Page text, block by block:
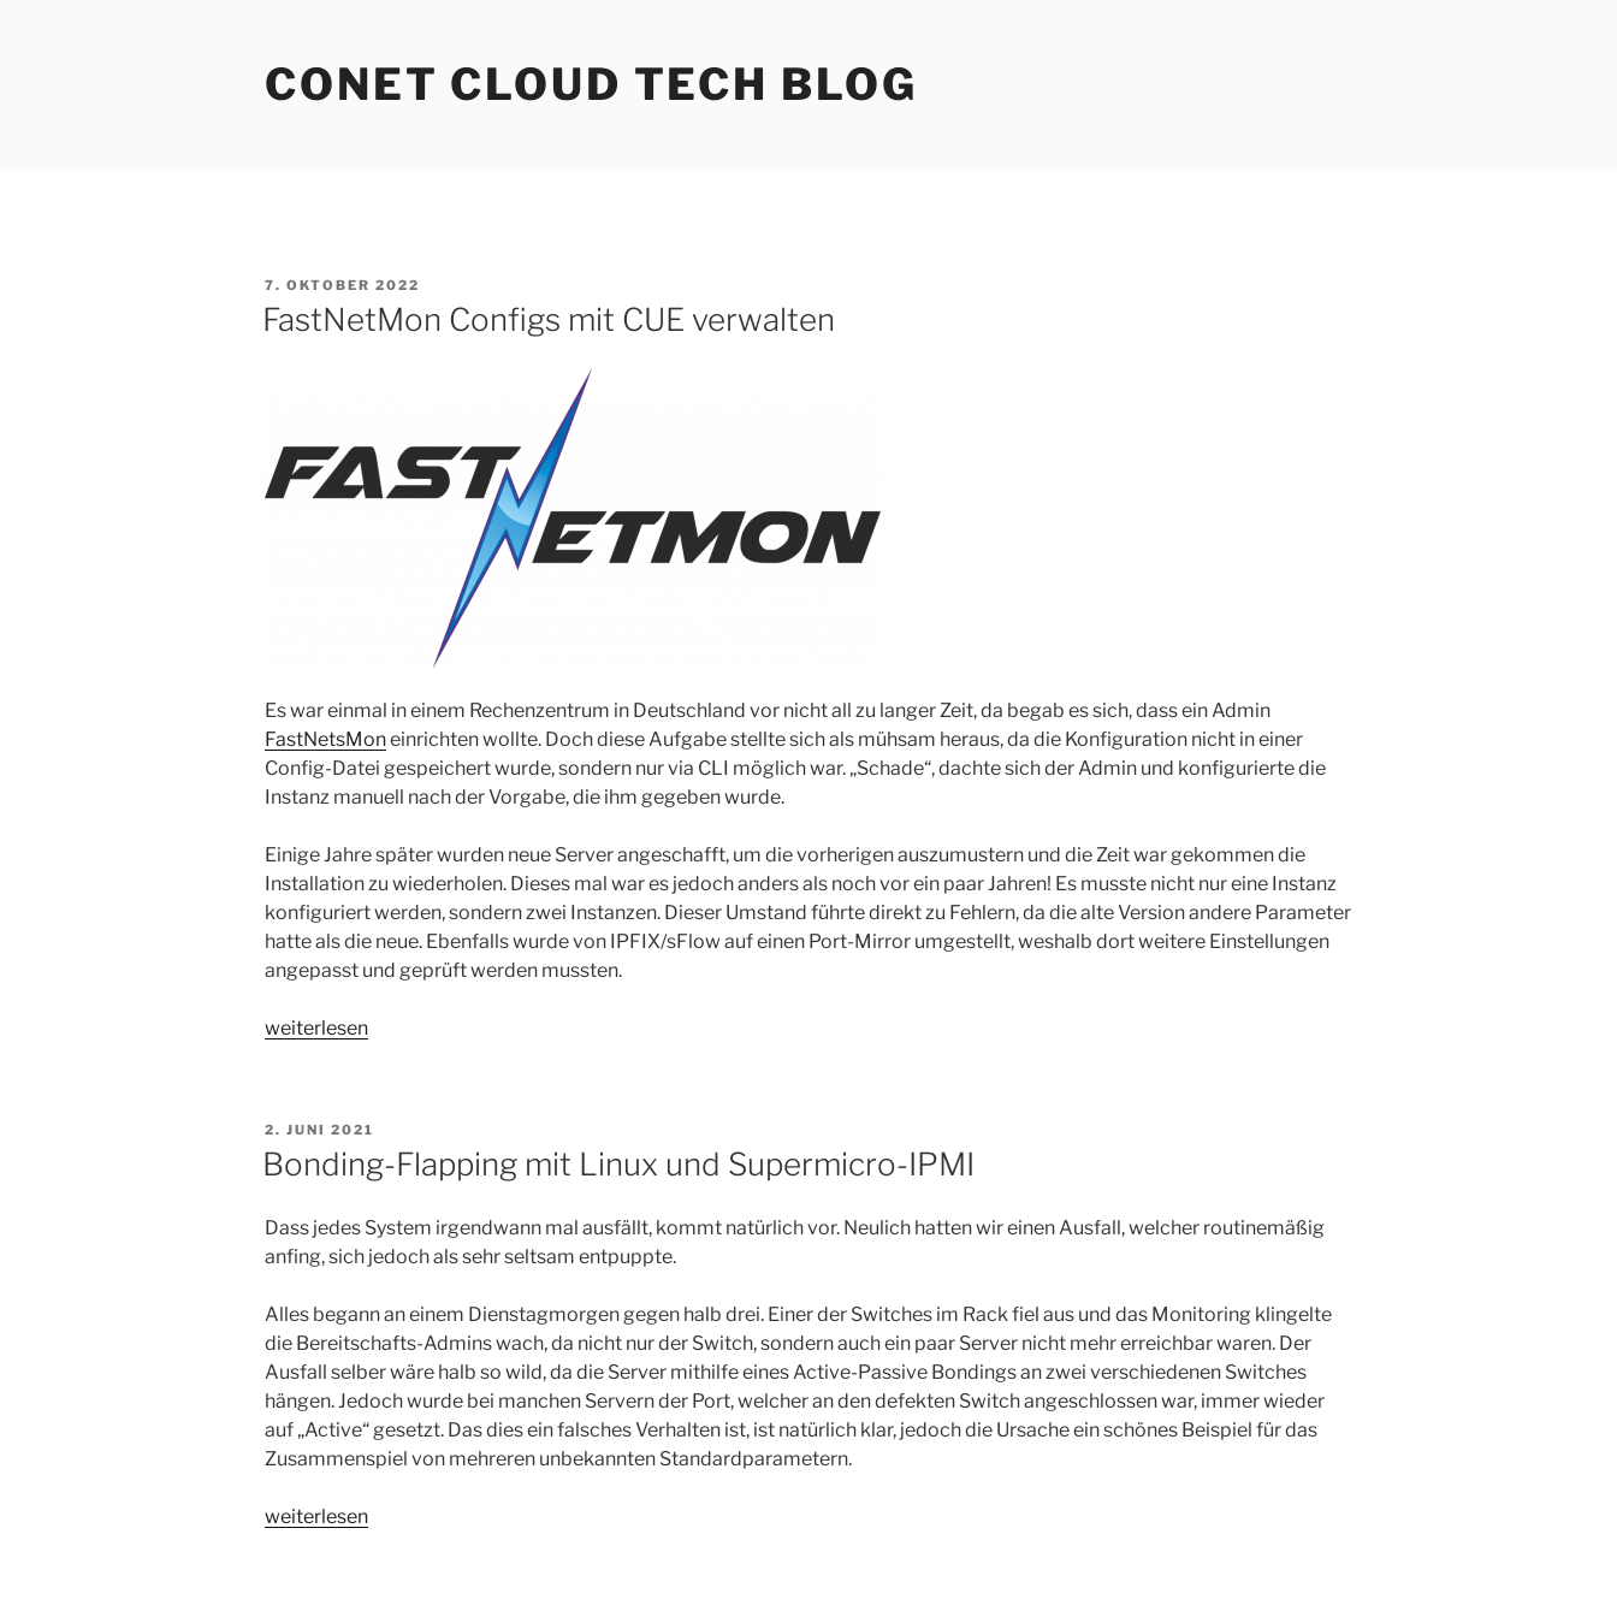
CONET CLOUD TECH BLOG
VERÖFFENTLICHT
AM
7. OKTOBER 2022
FastNetMon Configs mit CUE verwalten
Es war einmal in einem Rechenzentrum in Deutschland vor nicht all zu langer Zeit, da begab es sich, dass ein Admin
FastNetsMoneinrichten wollte. Doch diese Aufgabe stellte sich als mühsam heraus, da die Konfiguration nicht in einer
Config-Datei gespeichert wurde, sondern nur via CLI möglich war. „Schade“, dachte sich der Admin und konfigurierte die
Instanz manuell nach der Vorgabe, die ihm gegeben wurde.
Einige Jahre später wurden neue Server angeschafft, um die vorherigen auszumustern und die Zeit war gekommen die
Installation zu wiederholen. Dieses mal war es jedoch anders als noch vor ein paar Jahren! Es musste nicht nur eine Instanz
konfiguriert werden, sondern zwei Instanzen. Dieser Umstand führte direkt zu Fehlern, da die alte Version andere Parameter
hatte als die neue. Ebenfalls wurde von IPFIX/sFlow auf einen Port-Mirror umgestellt, weshalb dort weitere Einstellungen
angepasst und geprüft werden mussten.
„FastNetMon
weiterlesen
VERÖFFENTLICHT
AM
2. JUNI 2021
Bonding-Flapping mit Linux und Supermicro-IPMI
Dass jedes System irgendwann mal ausfällt, kommt natürlich vor. Neulich hatten wir einen Ausfall, welcher routinemäßig
anfing, sich jedoch als sehr seltsam entpuppte.
Alles begann an einem Dienstagmorgen gegen halb drei. Einer der Switches im Rack fiel aus und das Monitoring klingelte
die Bereitschafts-Admins wach, da nicht nur der Switch, sondern auch ein paar Server nicht mehr erreichbar waren. Der
Ausfall selber wäre halb so wild, da die Server mithilfe eines Active-Passive Bondings an zwei verschiedenen Switches
hängen. Jedoch wurde bei manchen Servern der Port, welcher an den defekten Switch angeschlossen war, immer wieder
auf „Active“ gesetzt. Das dies ein falsches Verhalten ist, ist natürlich klar, jedoch die Ursache ein schönes Beispiel für das
Zusammenspiel von mehreren unbekannten Standardparametern.
„Bonding-
weiterlesen